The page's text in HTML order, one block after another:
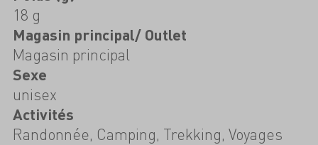
18 g
Magasin principal/ Outlet
Magasin principal
Sexe
unisex
Activités
Randonnée, Camping, Trekking, Voyages